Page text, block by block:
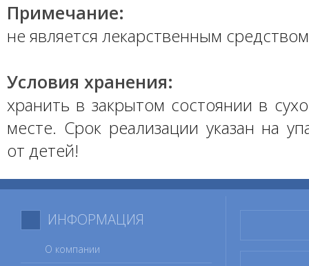
Примечание:
не является лекарственным
Условия хранения:
хранить в закрытом состоянии в
месте. Срок реализации указан на
от детей!
ИНФОРМАЦИЯ
О компании